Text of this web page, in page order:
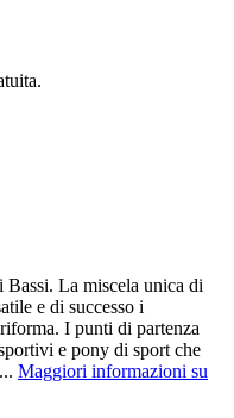
La miscela unica di
e di successo i
I punti di partenza
e pony di sport che
Maggiori informazioni su